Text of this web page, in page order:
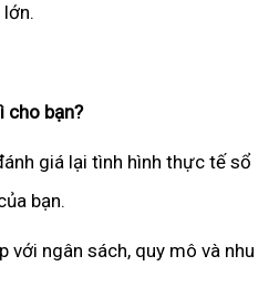
lớn.
cho bạn?
giá lại tình hình thực tế sổ
bạn.
với ngân sách, quy mô và nhu